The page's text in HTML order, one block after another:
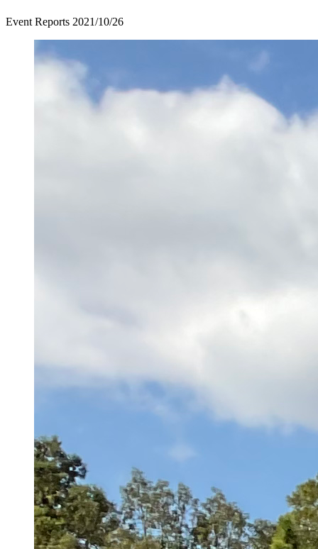
Event Reports 2021/10/26